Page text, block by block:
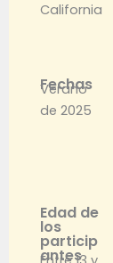
California
Fechas
Verano
de 2025
Edad de
los
particip
antes